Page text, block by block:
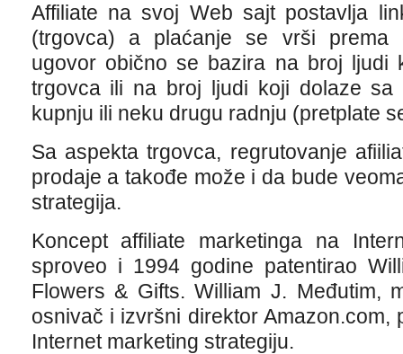
Affiliate na svoj Web sajt postavlja
(trgovca) a plaćanje se vrši prema
ugovor obično se bazira na broj ljudi
trgovca ili na broj ljudi koji dolaze sa
kupnju ili neku drugu radnju (pretplate
Sa aspekta trgovca, regrutovanje
prodaje a takođe može i da bude
strategija.
Koncept affiliate marketinga na
sproveo i 1994 godine patentirao
Flowers & Gifts. William J. Međutim,
osnivač i izvršni direktor Amazon.com,
Internet marketing strategiju.